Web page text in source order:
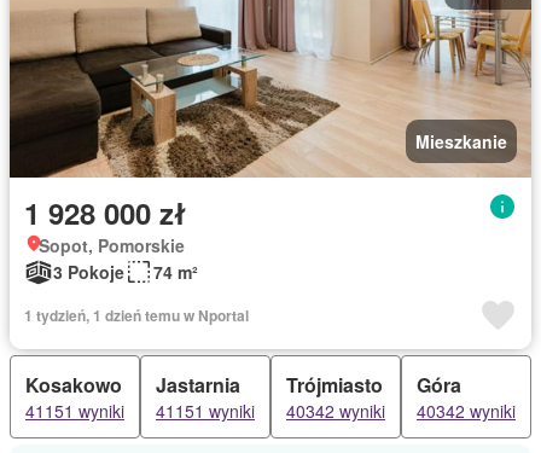
Mieszkanie
1 928 000 zł
Sopot, Pomorskie
3 Pokoje
74 m²
1 tydzień, 1 dzień temu w Nportal
Kosakowo
41151 wyniki
Jastarnia
41151 wyniki
Trójmiasto
40342 wyniki
Góra
40342 wyniki